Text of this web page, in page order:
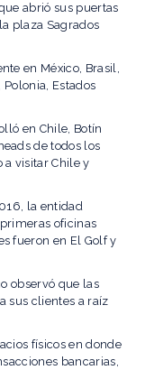
abrió sus puertas
plaza Sagrados
en México, Brasil,
Estados
en Chile, Botín
de todos los
a visitar Chile y
la entidad
oficinas
fueron en El Golf y
observó que las
sus clientes a raíz
físicos en donde
bancarias,